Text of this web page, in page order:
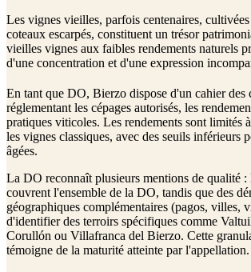
Les vignes vieilles, parfois centenaires,
coteaux escarpés, constituent un trésor
vieilles vignes aux faibles rendements naturels
d'une concentration et d'une expression
En tant que DO, Bierzo dispose d'un cahier des
réglementant les cépages autorisés, les
pratiques viticoles. Les rendements sont limités
les vignes classiques, avec des seuils inférieurs
âgées.
La DO reconnaît plusieurs mentions de qualité
couvrent l'ensemble de la DO, tandis que des
géographiques complémentaires (pagos, villes,
d'identifier des terroirs spécifiques comme
Corullón ou Villafranca del Bierzo. Cette
témoigne de la maturité atteinte par l'appellation.